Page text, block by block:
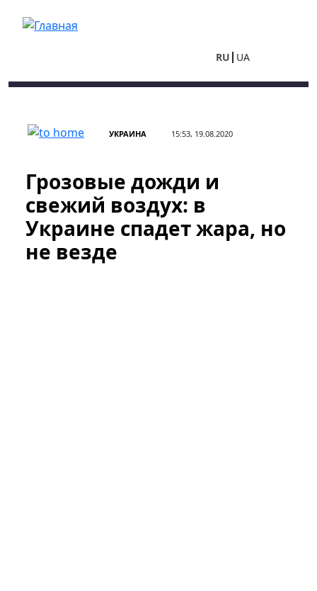
RU UA
УКРАИНА 15:53, 19.08.2020
Грозовые дожди и
свежий воздух: в
Украине спадет жара, но
не везде